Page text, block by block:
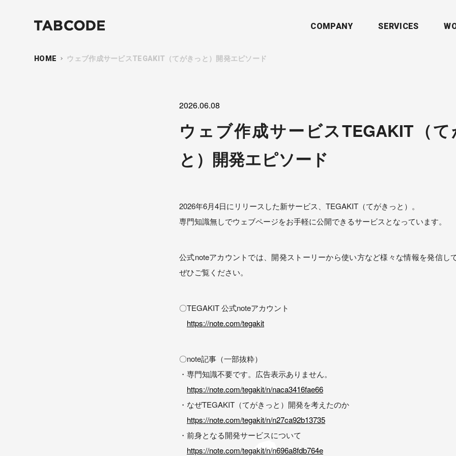
COMPANY SERVICES
HOME ウェブ作成サービスTEGAKIT（てがきっと）開発エピソード
2026.06.08
ウェブ作成サービスTEGAKIT（て
と）開発エピソード
2026年6月4日にリリースした新サービス、TEGAKIT（てがきっと）。
専門知識無しでウェブページをお手軽に公開できるサービスとなっています。
公式noteアカウントでは、開発ストーリーから使い方など様々な情報を発信し
ぜひご覧ください。
〇TEGAKIT 公式noteアカウント
https://note.com/tegakit
〇note記事（一部抜粋）
・専門知識不要です。広告表示ありません。
https://note.com/tegakit/n/naca3416fae66
・なぜTEGAKIT（てがきっと）開発を考えたのか
https://note.com/tegakit/n/n27ca92b13735
・前身となる開発サービスについて
https://note.com/tegakit/n/n696a8fdb764e